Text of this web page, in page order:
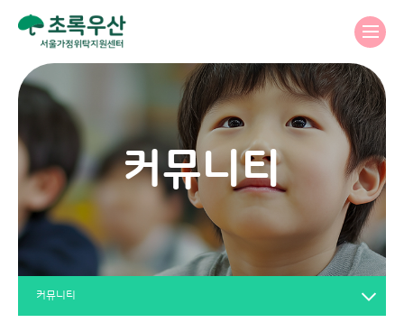
커뮤니티
커뮤니티